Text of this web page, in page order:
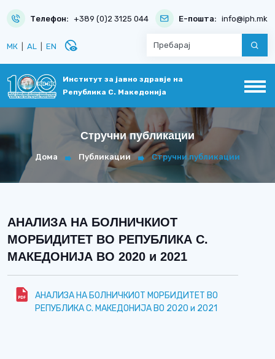
Телефон: +389 (0)2 3125 044 Е-пошта: info@iph.mk
МК AL EN disabled_visible
Институт за јавно здравје на
Република С. Македонија
Стручни публикации
Дома Публикации Стручни публикации
АНАЛИЗА НА БОЛНИЧКИОТ
МОРБИДИТЕТ ВО РЕПУБЛИКА С.
МАКЕДОНИЈА ВО 2020 и 2021
АНАЛИЗА НА БОЛНИЧКИОТ МОРБИДИТЕТ ВО
РЕПУБЛИКА С. МАКЕДОНИЈА ВО 2020 и 2021